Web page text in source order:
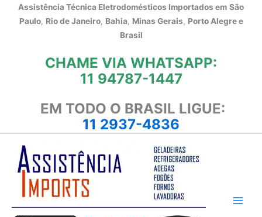
Assistência Técnica Eletrodomésticos Importados em São
Paulo, Rio de Janeiro, Bahia, Minas Gerais, Porto Alegre e
Brasil
CHAME VIA WHATSAPP:
11 94787-1447
EM TODO O BRASIL LIGUE:
11 2937-4836